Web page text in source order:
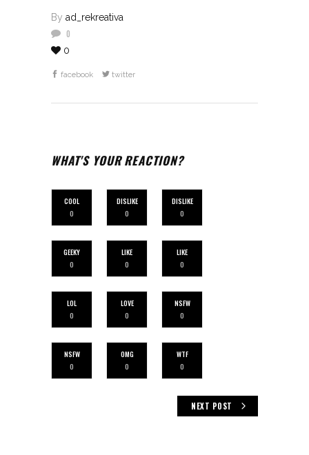
By ad_rekreativa
0
0
facebook twitter
WHAT'S YOUR REACTION?
COOL
0
DISLIKE
0
DISLIKE
0
GEEKY
0
LIKE
0
LIKE
0
LOL
0
LOVE
0
NSFW
0
NSFW
0
OMG
0
WTF
0
NEXT POST